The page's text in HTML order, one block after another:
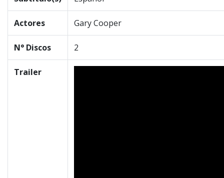
Actores Gary Cooper
N° Discos 2
Trailer